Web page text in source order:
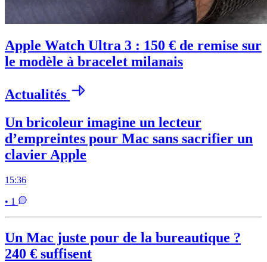
Apple Watch Ultra 3 : 150 € de remise sur
le modèle à bracelet milanais
Actualités
Un bricoleur imagine un lecteur
d’empreintes pour Mac sans sacrifier un
clavier Apple
15:36
• 1
Un Mac juste pour de la bureautique ?
240 € suffisent